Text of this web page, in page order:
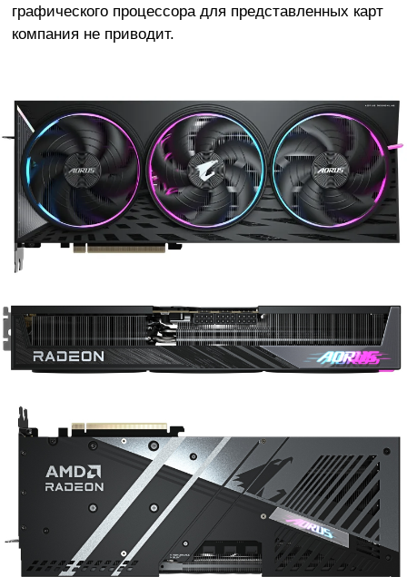
графического процессора для представленных карт
компания не приводит.